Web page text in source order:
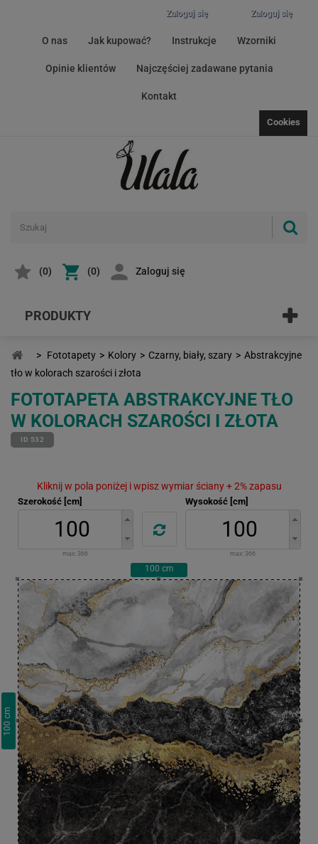
Zaloguj się
Zaloguj się
O nas Jak kupować? Instrukcje Wzorniki
Opinie klientów Najczęściej zadawane pytania
Kontakt
Cookies
(0) (0) Zaloguj się
PRODUKTY
> Fototapety > Kolory > Czarny, biały, szary > Abstrakcyjne
tło w kolorach szarości i złota
FOTOTAPETA ABSTRAKCYJNE TŁO
W KOLORACH SZAROŚCI I ZŁOTA
ID 532
Kliknij w pola poniżej i wpisz wymiar ściany + 2% zapasu
Szerokość [cm]
max: 366
Wysokość [cm]
max: 366
100 cm
100
cm